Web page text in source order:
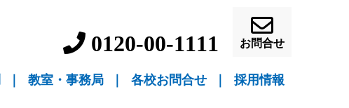
0120-00-1111 お問合せ
教室・事務局
各校お問合せ
採用情報